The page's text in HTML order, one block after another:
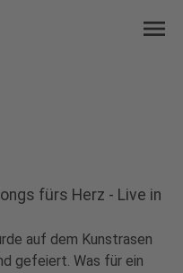
menu
fürs Herz - Live in
auf dem Kunstrasen
gefeiert. Was für ein